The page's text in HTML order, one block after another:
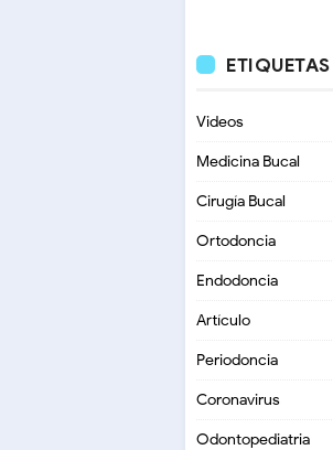
ETIQUETAS
Videos
Medicina Bucal
Cirugía Bucal
Ortodoncia
Endodoncia
Artículo
Periodoncia
Coronavirus
Odontopediatria